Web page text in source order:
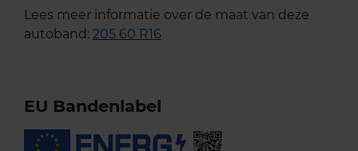
Lees meer informatie over de maat van deze
autoband: 205 60 R16
EU Bandenlabel